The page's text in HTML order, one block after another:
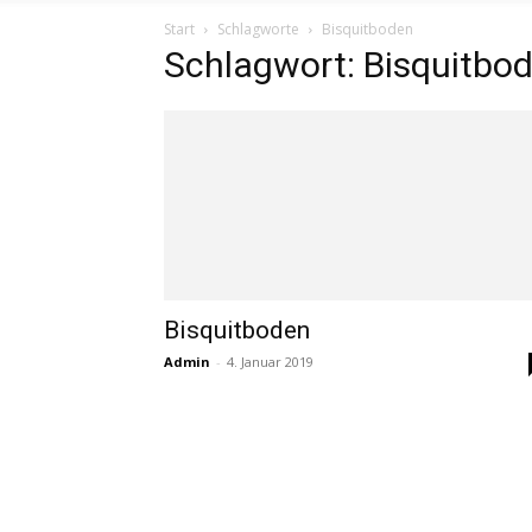
Start Schlagworte Bisquitboden
Schlagwort:
Bisquitboden
Admin - 4. Januar 2019